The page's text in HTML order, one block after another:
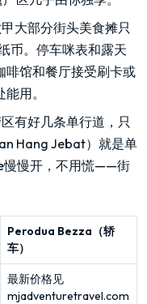
大部分街头美食摊只
币。停车咪表和露天
啡馆和餐厅接受刷卡或
用。
有好几条单行道，只
Hang Jebat）就是单
慢慢开，不用慌——街
Perodua Bezza（轿
车）
最新价格见
mjadventuretravel.com